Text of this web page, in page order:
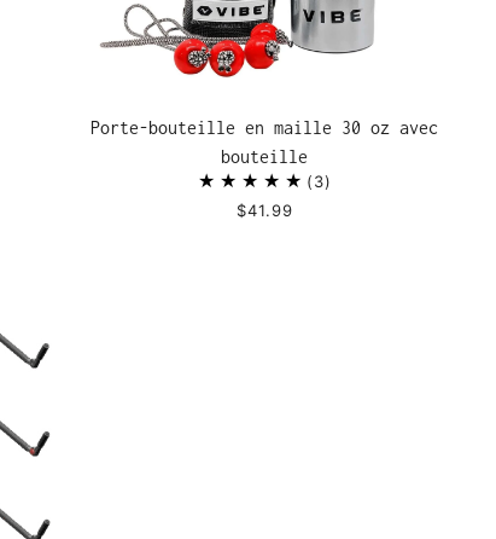
Porte-bouteille en maille 30 oz avec
bouteille
3
$41.99